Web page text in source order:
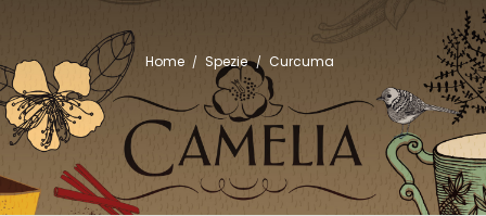
Home Spezie Curcuma